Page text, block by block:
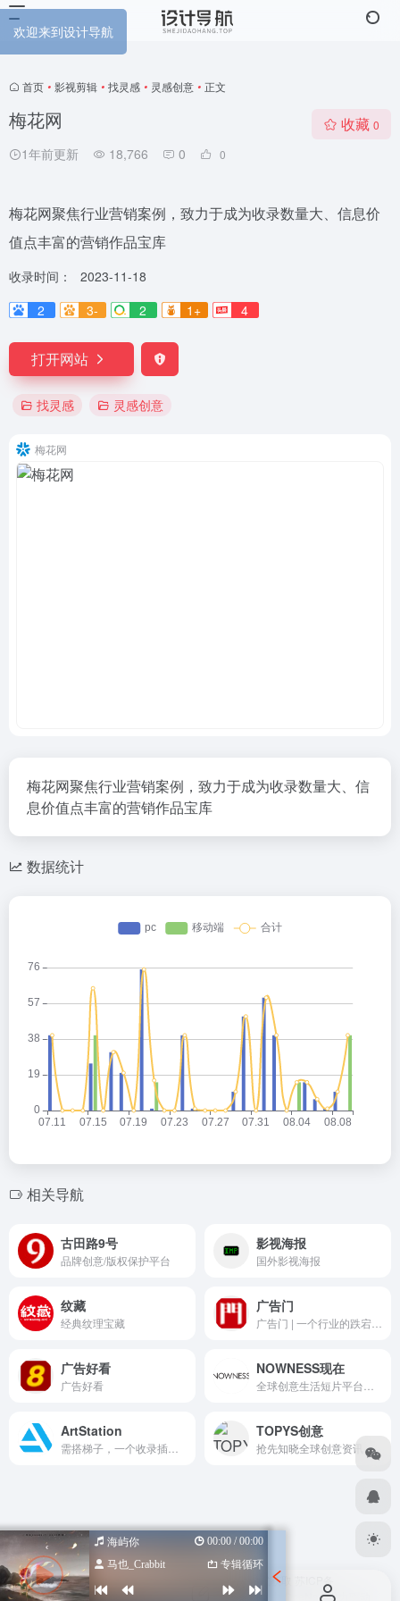
首页 • 影视剪辑 • 找灵感 • 灵感创意 • 正文
梅花网
1年前更新 18,766 0 0
收藏 0
梅花网聚焦行业营销案例，致力于成为收录数量大、信息价
值点丰富的营销作品宝库
收录时间：
2023-11-18
2
3- 2 1+ 4
打开网站
找灵感 灵感创意
梅花网
梅花网聚焦行业营销案例，致力于成为收录数量大、信
息价值点丰富的营销作品宝库
数据统计
相关导航
古田路9号
品牌创意/版权保护平台
影视海报
国外影视海报
纹藏
经典纹理宝藏
广告门
广告好看
广告好看
NOWNESS现在
ArtStation TOPYS创意
抢先知晓全球创意资讯，扩充你的灵感库。
Copyright © 2026 设计导航汇总-优质设计资源一站式获取
2022047798号
苏公网安备 32080102000318号 OneNav强力驱动
海屿你
00:00 / 00:00
马也_Crabbit
专辑循环
计导航